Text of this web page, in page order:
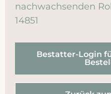
nachwachsenden
14851
Bestatter-Login